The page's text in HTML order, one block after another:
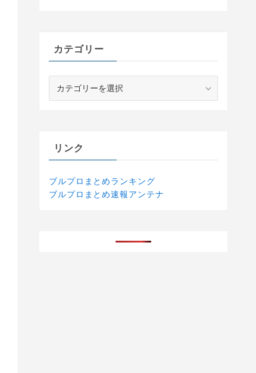
カテゴリー
リンク
ブルプロまとめランキング
ブルプロまとめ速報アンテナ